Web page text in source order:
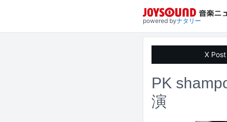
powered byナタリー
X Post
PK
演